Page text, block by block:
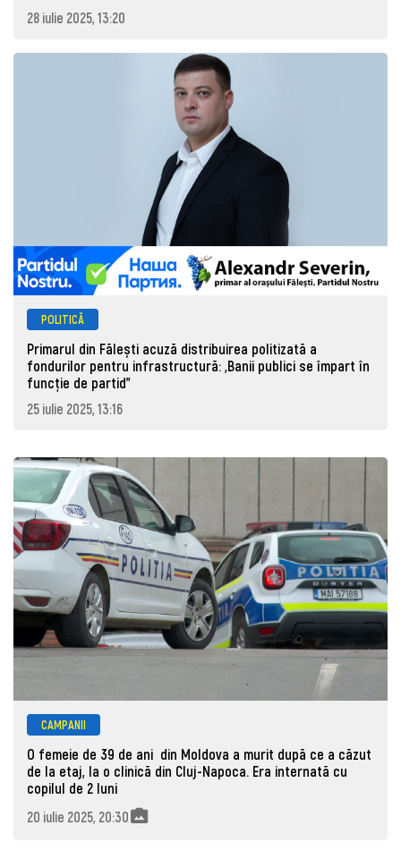
28 iulie 2025, 13:20
POLITICĂ
Primarul din Fălești acuză distribuirea politizată a
fondurilor pentru infrastructură: „Banii publici se împart în
funcție de partid”
25 iulie 2025, 13:16
CAMPANII
O femeie de 39 de ani din Moldova a murit după ce a căzut
de la etaj, la o clinică din Cluj-Napoca. Era internată cu
copilul de 2 luni
20 iulie 2025, 20:30